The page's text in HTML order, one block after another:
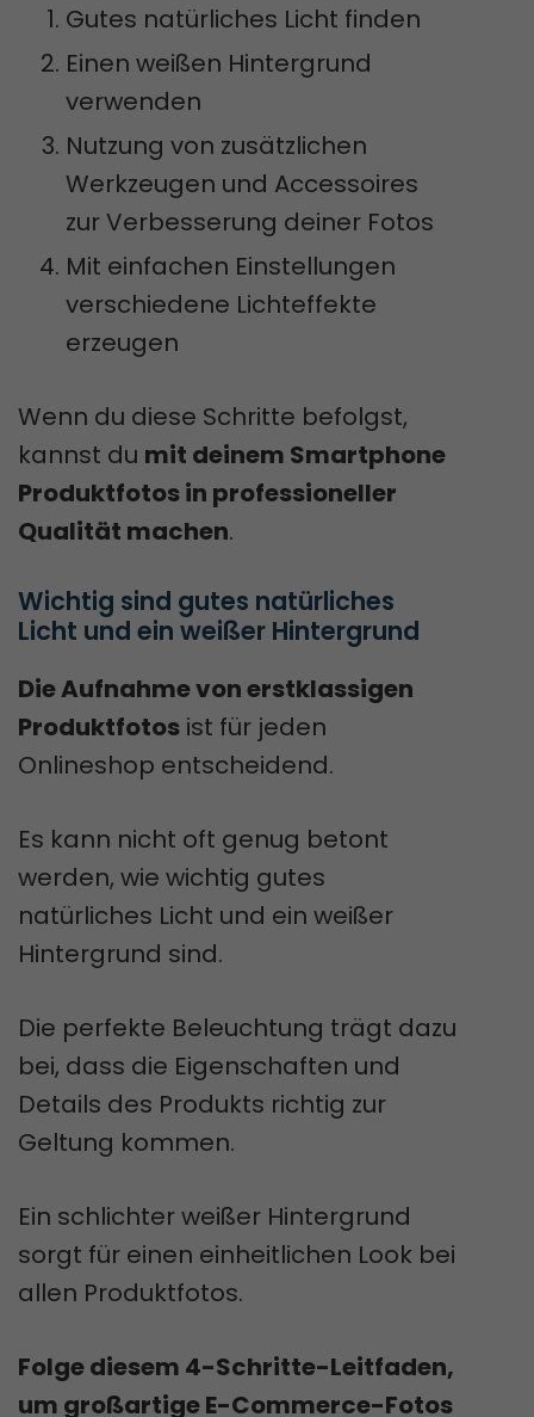
Gutes natürliches Licht finden
Einen weißen Hintergrund
verwenden
Nutzung von zusätzlichen
Werkzeugen und Accessoires
zur Verbesserung deiner Fotos
Mit einfachen Einstellungen
verschiedene Lichteffekte
erzeugen
Wenn du diese Schritte befolgst,
kannst du mit deinem Smartphone
Produktfotos in professioneller
Qualität machen.
Wichtig sind gutes natürliches
Licht und ein weißer Hintergrund
Die Aufnahme von erstklassigen
Produktfotos ist für jeden
Onlineshop entscheidend.
Es kann nicht oft genug betont
werden, wie wichtig gutes
natürliches Licht und ein weißer
Hintergrund sind.
Die perfekte Beleuchtung trägt dazu
bei, dass die Eigenschaften und
Details des Produkts richtig zur
Geltung kommen.
Ein schlichter weißer Hintergrund
sorgt für einen einheitlichen Look bei
allen Produktfotos.
Folge diesem 4-Schritte-Leitfaden,
um großartige E-Commerce-Fotos